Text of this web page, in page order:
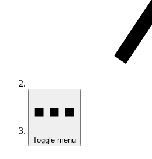
Toggle menu